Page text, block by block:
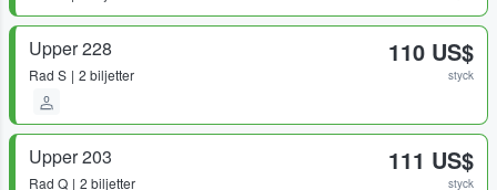
Upper 228
Rad S 2 biljetter
110 US$
styck
Upper 203
Rad Q 2 biljetter
111 US$
styck